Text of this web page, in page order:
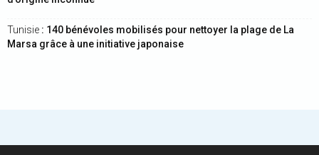
Tunisie : 140 bénévoles mobilisés pour nettoyer la plage de La
Marsa grâce à une initiative japonaise